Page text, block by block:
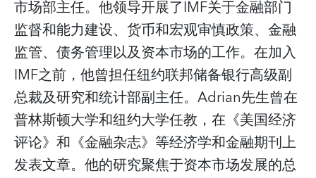
市场部主任。他领导开展了IMF关于金融部门
监督和能力建设、货币和宏观审慎政策、金融
监管、债务管理以及资本市场的工作。在加入
IMF之前，他曾担任纽约联邦储备银行高级副
总裁及研究和统计部副主任。Adrian先生曾在
普林斯顿大学和纽约大学任教，在《美国经济
评论》和《金融杂志》等经济学和金融期刊上
发表文章。他的研究聚焦于资本市场发展的总